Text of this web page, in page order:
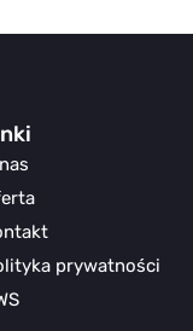
prywatności